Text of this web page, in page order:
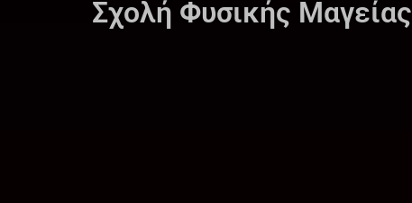
Σχολή Φυσικής Μαγείας